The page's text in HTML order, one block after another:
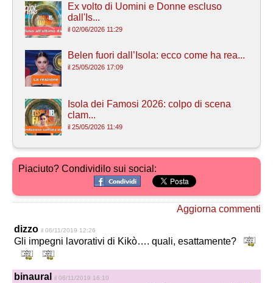
Ex volto di Uomini e Donne escluso
dall'Is...
il 02/06/2026 11:29
Belen fuori dall’Isola: ecco come ha rea...
il 25/05/2026 17:09
Isola dei Famosi 2026: colpo di scena
clam...
il 25/05/2026 11:49
Piaciuto? Condividilo sui social:
Aggiorna commenti
dizzo il 06/11/2019 12:26
Gli impegni lavorativi di Kikò…. quali, esattamente?
binaural il 06/11/2019 16:10